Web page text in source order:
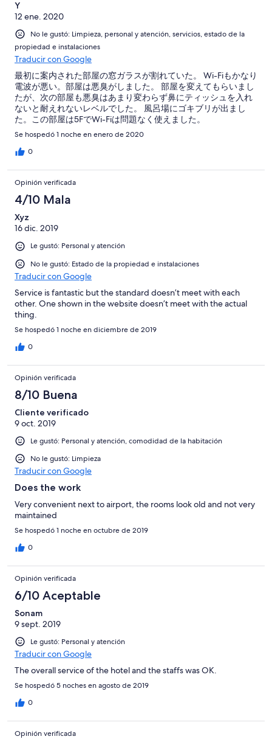
Y
12 ene. 2020
No le gustó: Limpieza, personal y atención, servicios, estado de la
propiedad e instalaciones
Traducir con Google
最初に案内された部屋の窓ガラスが割れていた。 Wi-Fiもかなり
電波が悪い。部屋は悪臭がしました。 部屋を変えてもらいまし
たが、次の部屋も悪臭はあまり変わらず鼻にティッシュを入れ
ないと耐えれないレベルでした。 風呂場にゴキブリが出まし
た。この部屋は5FでWi-Fiは問題なく使えました。
Se hospedó 1 noche en enero de 2020
0
Opinión verificada
4/10 Mala
Xyz
16 dic. 2019
Le gustó: Personal y atención
No le gustó: Estado de la propiedad e instalaciones
Traducir con Google
Service is fantastic but the standard doesn’t meet with each
other. One shown in the website doesn’t meet with the actual
thing.
Se hospedó 1 noche en diciembre de 2019
0
Opinión verificada
8/10 Buena
Cliente verificado
9 oct. 2019
Le gustó: Personal y atención, comodidad de la habitación
No le gustó: Limpieza
Traducir con Google
Does the work
Very convenient next to airport, the rooms look old and not very
maintained
Se hospedó 1 noche en octubre de 2019
0
Opinión verificada
6/10 Aceptable
Sonam
9 sept. 2019
Le gustó: Personal y atención
Traducir con Google
The overall service of the hotel and the staffs was OK.
Se hospedó 5 noches en agosto de 2019
0
Opinión verificada